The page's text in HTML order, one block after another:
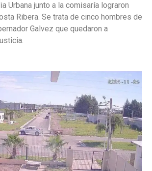
Urbana junto a la comisaría lograron
Ribera. Se trata de cinco hombres de
Galvez que quedaron a